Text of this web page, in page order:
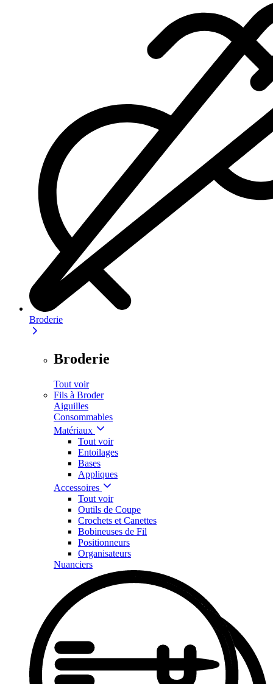
Broderie
Broderie
Tout voir
Fils à Broder
Aiguilles
Consommables
Matériaux
Tout voir
Entoilages
Bases
Appliques
Accessoires
Tout voir
Outils de Coupe
Crochets et Canettes
Bobineuses de Fil
Positionneurs
Organisateurs
Nuanciers